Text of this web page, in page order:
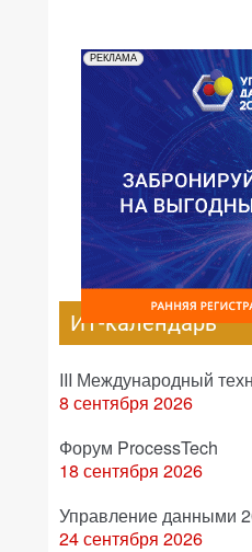
РЕКЛАМА
ИТ-календарь
III Международный
8 сентября 2026
Форум ProcessTech
18 сентября 2026
Управление данными
24 сентября 2026